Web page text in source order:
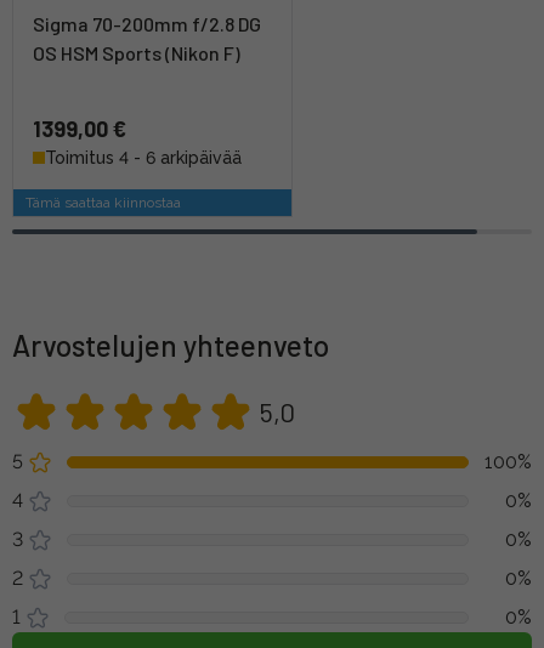
Sigma 70-200mm f/2.8 DG
OS HSM Sports (Nikon F)
1399,00 €
Toimitus 4 - 6 arkipäivää
Tämä saattaa kiinnostaa
Arvostelujen yhteenveto
5,0
5
100%
4
0%
3
0%
2
0%
1
0%